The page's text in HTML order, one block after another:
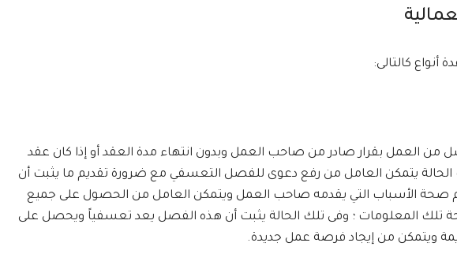
أنواع كالتالى:
من العمل بقرار صادر من صاحب العمل وبدون انتهاء مدة العقد أو إذا كان عقد
الحالة يتمكن العامل من رفع دعوى للفصل التعسفي مع ضرورة تقديم ما يثبت أن
صحة الأسباب التي يقدمه صاحب العمل ويتمكن العامل من الحصول على جميع
تلك المعلومات ؛ وفى تلك الحالة يثبت أن هذه الفصل يعد تعسفياً ويحصل على
ويتمكن من إيجاد فرصة عمل جديدة.